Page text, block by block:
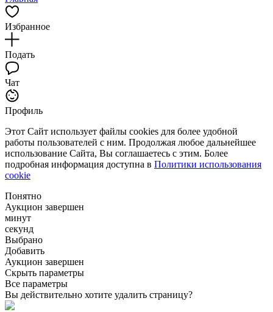
Избранное
Подать
Чат
Профиль
Этот Сайт использует файлы cookies для более удобной
работы пользователей с ним. Продолжая любое дальнейшее
использование Сайта, Вы соглашаетесь с этим. Более
подробная информация доступна в Политики использования
cookie
Понятно
Аукцион завершен
минут
секунд
Выбрано
Добавить
Аукцион завершен
Скрыть параметры
Все параметры
Вы действительно хотите удалить страницу?